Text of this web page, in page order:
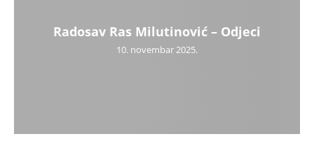
Radosav Ras Milutinović – Odjeci
10. novembar 2025.